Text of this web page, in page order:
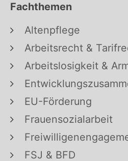
Fachthemen
Altenpflege
Arbeitsrecht &
Arbeitslosigkeit &
EU-Förderung
Frauensozialarbeit
FSJ & BFD